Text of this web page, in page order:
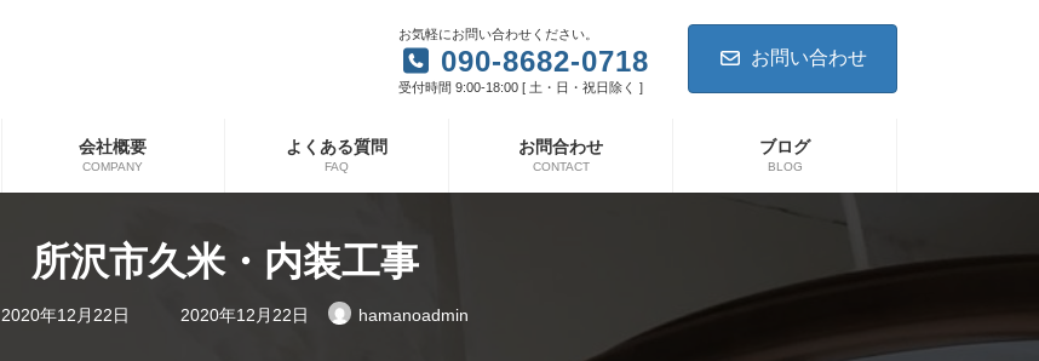
お気軽にお問い合わせください。
090-8682-0718
受付時間 9:00-18:00 [ 土・日・祝日除く ]
お問い合わせ
会社概要
COMPANY
よくある質問
FAQ
お問合わせ
CONTACT
ブログ
BLOG
所沢市久米・内装工事
2020年12月22日
最
終
2020年12月22日 hamanoadmin